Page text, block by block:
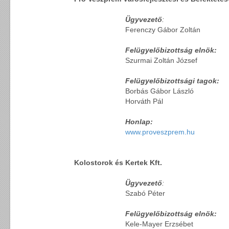
Ügyvezető:
Ferenczy Gábor Zoltán
Felügyelőbizottság elnök:
Szurmai Zoltán József
Felügyelőbizottsági tagok:
Borbás Gábor László
Horváth Pál
Honlap:
www.proveszprem.hu
Kolostorok és Kertek Kft.
Ügyvezető:
Szabó Péter
Felügyelőbizottság elnök:
Kele-Mayer Erzsébet